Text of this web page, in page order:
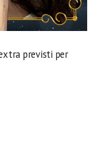
previsti per